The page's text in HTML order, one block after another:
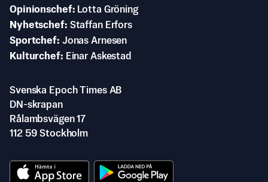
Opinionschef
Lotta Gröning
Nyhetschef Staffan Erfors
Sportchef Jonas Arnesen
Kulturchef
Einar Askestad
Svenska Epoch Times AB
DN-skrapan
Rålambsvägen 17
112 59 Stockholm